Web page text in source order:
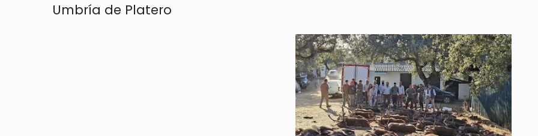
Umbría de Platero